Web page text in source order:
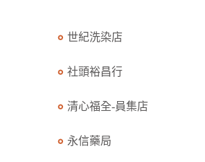
世紀洗染店
社頭裕昌行
清心福全-員集店
永信藥局